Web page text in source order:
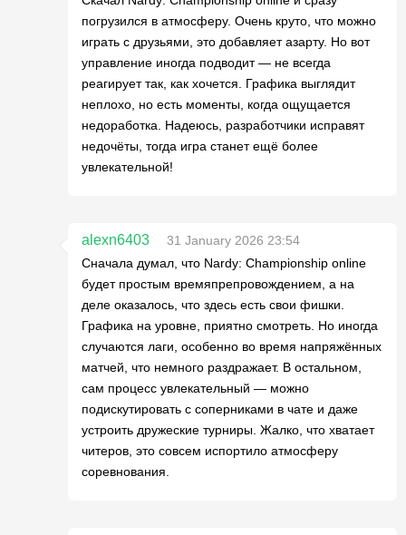
погрузился в атмосферу. Очень круто, что можно
играть с друзьями, это добавляет азарту. Но вот
управление иногда подводит — не всегда
реагирует так, как хочется. Графика выглядит
неплохо, но есть моменты, когда ощущается
недоработка. Надеюсь, разработчики исправят
недочёты, тогда игра станет ещё более
увлекательной!
alexn6403
31 January 2026 23:54
Сначала думал, что Nardy: Championship online
будет простым времяпрепровождением, а на
деле оказалось, что здесь есть свои фишки.
Графика на уровне, приятно смотреть. Но иногда
случаются лаги, особенно во время напряжённых
матчей, что немного раздражает. В остальном,
сам процесс увлекательный — можно
подискутировать с соперниками в чате и даже
устроить дружеские турниры. Жалко, что хватает
читеров, это совсем испортило атмосферу
соревнования.